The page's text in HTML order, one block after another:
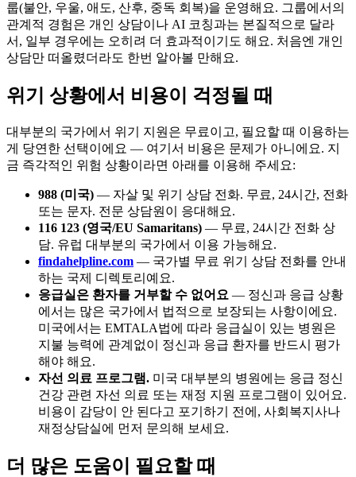
룹(불안, 우울, 애도, 산후, 중독 회복)을 운영해요. 그룹에서의
관계적 경험은 개인 상담이나 AI 코칭과는 본질적으로 달라
서, 일부 경우에는 오히려 더 효과적이기도 해요. 처음엔 개인
상담만 떠올렸더라도 한번 알아볼 만해요.
위기 상황에서 비용이 걱정될 때
대부분의 국가에서 위기 지원은 무료이고, 필요할 때 이용하는
게 당연한 선택이에요 — 여기서 비용은 문제가 아니에요. 지
금 즉각적인 위험 상황이라면 아래를 이용해 주세요:
988 (미국) — 자살 및 위기 상담 전화. 무료, 24시간, 전화
또는 문자. 전문 상담원이 응대해요.
116 123 (영국/EU Samaritans) — 무료, 24시간 전화 상
담. 유럽 대부분의 국가에서 이용 가능해요.
findahelpline.com — 국가별 무료 위기 상담 전화를 안내
하는 국제 디렉토리예요.
응급실은 환자를 거부할 수 없어요 — 정신과 응급 상황
에서는 많은 국가에서 법적으로 보장되는 사항이에요.
미국에서는 EMTALA법에 따라 응급실이 있는 병원은
지불 능력에 관계없이 정신과 응급 환자를 반드시 평가
해야 해요.
자선 의료 프로그램. 미국 대부분의 병원에는 응급 정신
건강 관련 자선 의료 또는 재정 지원 프로그램이 있어요.
비용이 감당이 안 된다고 포기하기 전에, 사회복지사나
재정상담실에 먼저 문의해 보세요.
더 많은 도움이 필요할 때